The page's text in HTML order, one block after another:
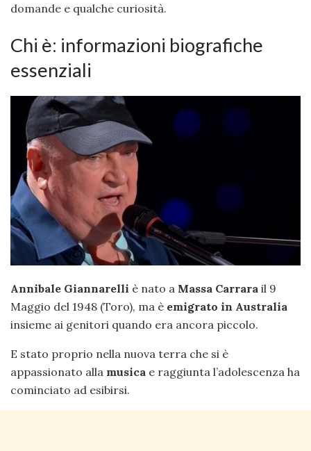
domande e qualche curiosità.
Chi è: informazioni biografiche
essenziali
Annibale Giannarelli è nato a Massa Carrara il 9
Maggio del 1948 (Toro), ma è emigrato in Australia
insieme ai genitori quando era ancora piccolo.
E stato proprio nella nuova terra che si è
appassionato alla musica e raggiunta l’adolescenza ha
cominciato ad esibirsi.